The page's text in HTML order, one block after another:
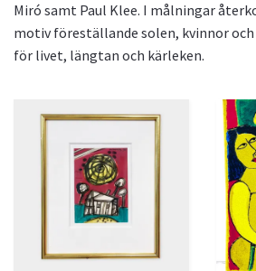
Miró samt Paul Klee. I målningar
motiv föreställande solen, kvinnor
för livet, längtan och kärleken.